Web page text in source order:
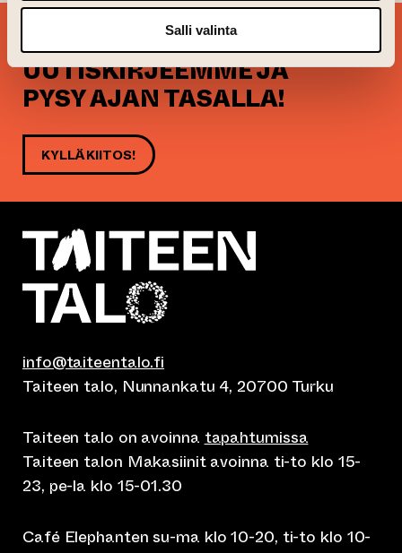
Salli valinta
TILAA
UUTISKIRJEEMME JA
PYSY AJAN TASALLA!
KYLLÄ KIITOS!
info@taiteentalo.fi
Taiteen talo, Nunnankatu 4, 20700 Turku
Taiteen talo on avoinna tapahtumissa
Taiteen talon Makasiinit avoinna ti-to klo 15-
23, pe-la klo 15-01.30
Café Elephanten su-ma klo 10-20, ti-to klo 10-